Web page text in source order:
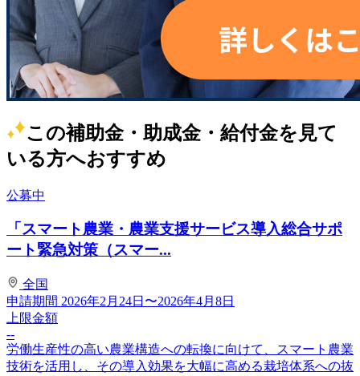
この補助金・助成金・給付金を見て
いる方へおすすめ
公募中
「スマート農業・農業支援サービス導入総合サポ
ート緊急対策（スマー...
全国
申請期間 2026年2月24日〜2026年4月8日
上限金額
--
労働生産性の高い農業構造への転換に向けて、スマート農業
技術を活用し、その導入効果を大幅に高める栽培体系への抜